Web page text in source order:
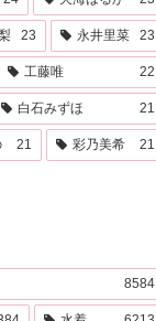
23 永井里菜 23
工藤唯 22
白石みずほ 21
21 彩乃美希 21
8584